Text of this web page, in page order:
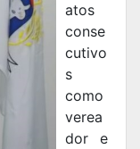
atos
conse
cutivo
s
como
verea
dor e